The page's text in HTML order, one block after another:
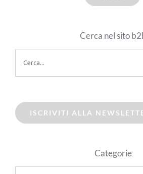
Cerca nel sito
per:
ISCRIVITI ALLA
Categorie